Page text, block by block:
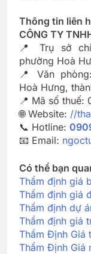
Thông tin liên
CÔNG TY
📍 Trụ sở
phường Hoà
📍 Văn
Hoà Hưng,
📍 Mã số thuế:
🌐 Website: //
📞 Hotline:
📧 Email:
Có thể bạn
Thẩm định giá
Thẩm định giá
Thẩm định dự
Thẩm định giá
Thẩm Định Giá
Thẩm Định Giá